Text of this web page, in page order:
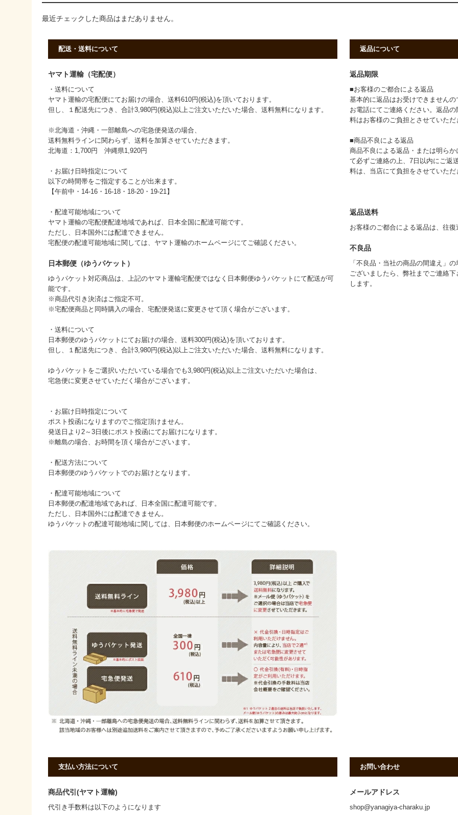
最近チェックした商品はまだありません。
配送・送料について
ヤマト運輸（宅配便）
・送料について
ヤマト運輸の宅配便にてお届けの場合、送料610円(税込)を頂いております。
但し、１配送先につき、合計3,980円(税込)以上ご注文いただいた場合、送料無料になります。
※北海道・沖縄・一部離島への宅急便発送の場合、
送料無料ラインに関わらず、送料を加算させていただきます。
北海道：1,700円 沖縄県1,920円
・お届け日時指定について
以下の時間帯をご指定することが出来ます。
【午前中・14-16・16-18・18-20・19-21】
・配達可能地域について
ヤマト運輸の宅配便配達地域であれば、日本全国に配達可能です。
ただし、日本国外には配達できません。
宅配便の配達可能地域に関しては、ヤマト運輸のホームページにてご確認ください。
日本郵便（ゆうパケット）
ゆうパケット対応商品は、上記のヤマト運輸宅配便ではなく日本郵便ゆうパケットにて配送が可
能です。
※商品代引き決済はご指定不可。
※宅配便商品と同時購入の場合、宅配便発送に変更させて頂く場合がございます。
・送料について
日本郵便のゆうパケットにてお届けの場合、送料300円(税込)を頂いております。
但し、１配送先につき、合計3,980円(税込)以上ご注文いただいた場合、送料無料になります。
ゆうパケットをご選択いただいている場合でも3,980円(税込)以上ご注文いただいた場合は、
宅急便に変更させていただく場合がございます。
・お届け日時指定について
ポスト投函になりますのでご指定頂けません。
発送日より2～3日後にポスト投函にてお届けになります。
※離島の場合、お時間を頂く場合がございます。
・配送方法について
日本郵便のゆうパケットでのお届けとなります。
・配達可能地域について
日本郵便の配達地域であれば、日本全国に配達可能です。
ただし、日本国外には配達できません。
ゆうパケットの配達可能地域に関しては、日本郵便のホームページにてご確認ください。
返品について
返品期限
■お客様のご都合による返品
基本的に返品はお受けできません
お電話にてご連絡ください。返品
料はお客様のご負担とさせていただ
■商品不良による返品
商品不良による返品・または明ら
て必ずご連絡の上、7日以内にご返
料は、当店にて負担をさせていただ
返品送料
お客様のご都合による返品は、往
不良品
「不良品・当社の商品の間違え」
ございましたら、弊社までご連絡
します。
支払い方法について
商品代引(ヤマト運輸)
代引き手数料は以下のようになります
お問い合わせ
メールアドレス
shop@yanagiya-charaku.jp